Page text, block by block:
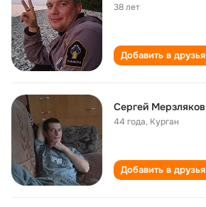
38 лет
Добавить в друзья
Сергей Мерзляков
44 года, Курган
Добавить в друзья